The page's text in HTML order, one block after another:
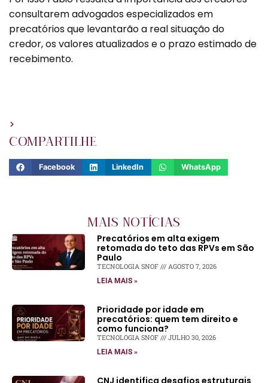
consultarem advogados especializados em
precatórios que levantarão a real situação do
credor, os valores atualizados e o prazo estimado de
recebimento.
COMPARTILHE
Facebook LinkedIn WhatsApp
MAIS NOTÍCIAS
Precatórios em alta exigem
retomada do teto das RPVs em São
Paulo
TECNOLOGIA SNOF AGOSTO 7, 2026
LEIA MAIS »
Prioridade por idade em
precatórios: quem tem direito e
como funciona?
TECNOLOGIA SNOF JULHO 30, 2026
LEIA MAIS »